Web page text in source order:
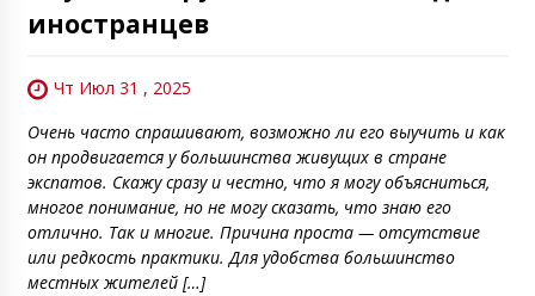
иностранцев
Чт Июл 31 , 2025
Очень часто спрашивают, возможно ли его выучить и как
он продвигается у большинства живущих в стране
экспатов. Скажу сразу и честно, что я могу объясниться,
многое понимание, но не могу сказать, что знаю его
отлично. Так и многие. Причина проста — отсутствие
или редкость практики. Для удобства большинство
местных жителей […]